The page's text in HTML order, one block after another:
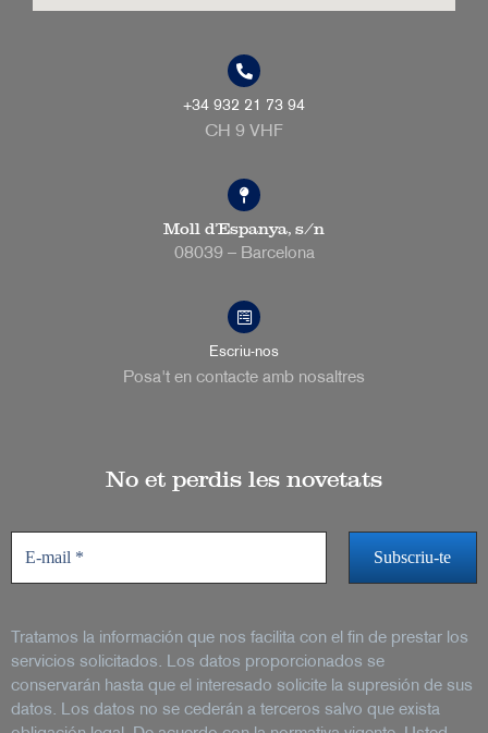
+34 932 21 73 94
CH 9 VHF
Moll d’Espanya, s/n
08039 – Barcelona
Escriu-nos
Posa't en contacte amb nosaltres
No et perdis les novetats
Tratamos la información que nos facilita con el fin de prestar los
servicios solicitados. Los datos proporcionados se
conservarán hasta que el interesado solicite la supresión de sus
datos. Los datos no se cederán a terceros salvo que exista